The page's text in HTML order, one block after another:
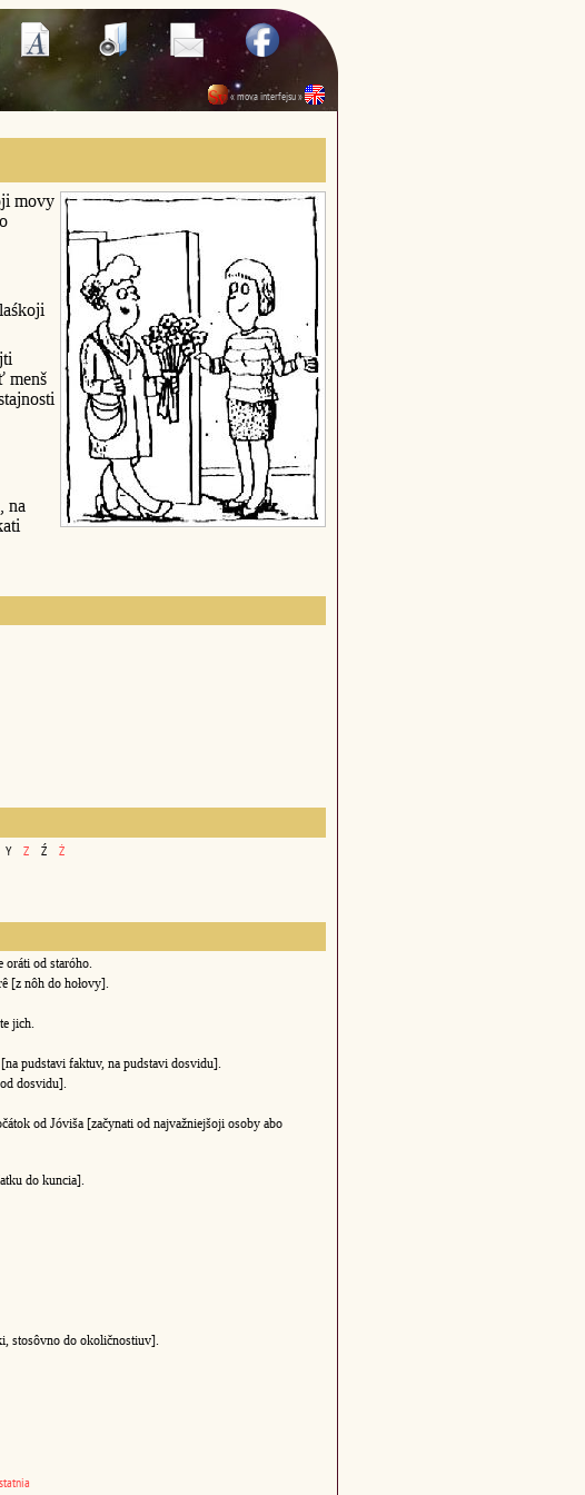
« mova interfejsu »
movy
menš
na
Y Z Ź Ż
oráti od staróho.
[z nôh do hołovy].
jich.
pudstavi faktuv, na pudstavi dosvidu].
od dosvidu].
od Jóviša [začynati od najvažniejšoji osoby abo
do kuncia].
stosôvno do okoličnostiuv].